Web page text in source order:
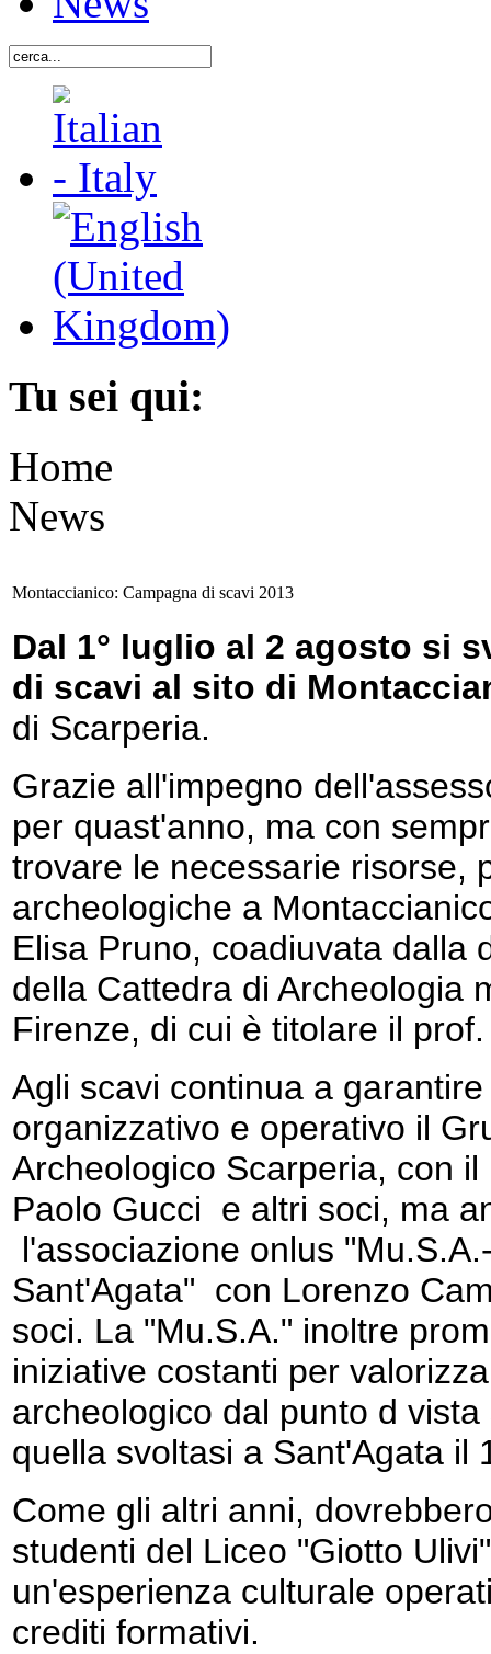
Tu sei qui:
Home
News
Montaccianico: Campagna di scavi 2013
Dal 1° luglio al 2 agosto si
di scavi al sito di
di Scarperia.
Grazie all'impegno
per quast'anno, ma con
trovare le necessarie risorse,
archeologiche a
Elisa Pruno, coadiuvata dalla
della Cattedra di Archeologia
Firenze, di cui è titolare il
Agli scavi continua a
organizzativo e operativo il
Archeologico Scarperia, con il
Paolo Gucci e altri soci, ma
l'associazione onlus
Sant'Agata" con Lorenzo
soci. La "Mu.S.A." inoltre
iniziative costanti per
archeologico dal punto d
quella svoltasi a Sant'Agata il
Come gli altri anni,
studenti del Liceo "Giotto
un'esperienza culturale
crediti formativi.